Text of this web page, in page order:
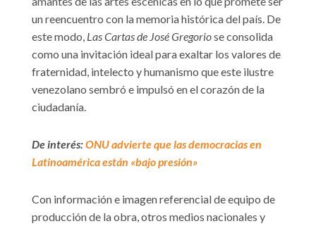
un reencuentro con la memoria histórica del país. De
este modo, Las Cartas de José Gregoriose consolida
como una invitación ideal para exaltar los valores de
fraternidad, intelecto y humanismo que este ilustre
venezolano sembró e impulsó en el corazón de la
ciudadanía.
De interés:ONU advierte que las democracias en
Latinoamérica están «bajo presión»
Con información e imagen referencial de equipo de
producción de la obra, otros medios nacionales y